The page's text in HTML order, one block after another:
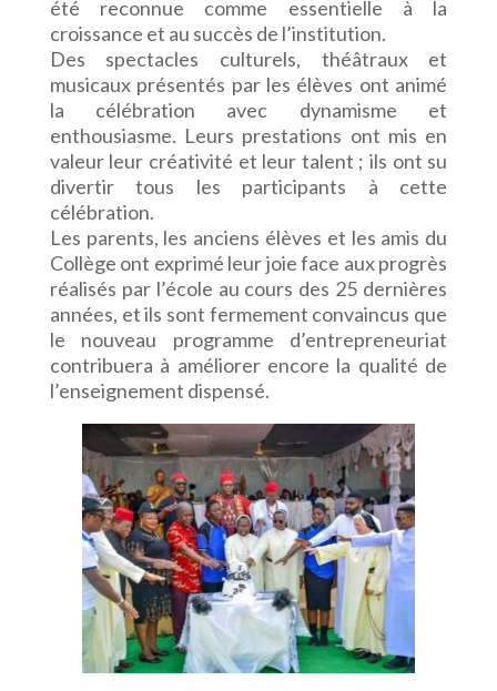
été reconnue comme essentielle à la
croissance et au succès de l’institution.
Des spectacles culturels, théâtraux et
musicaux présentés par les élèves ont animé
la célébration avec dynamisme et
enthousiasme. Leurs prestations ont mis en
valeur leur créativité et leur talent ; ils ont su
divertir tous les participants à cette
célébration.
Les parents, les anciens élèves et les amis du
Collège ont exprimé leur joie face aux progrès
réalisés par l’école au cours des 25 dernières
années, et ils sont fermement convaincus que
le nouveau programme d’entrepreneuriat
contribuera à améliorer encore la qualité de
l’enseignement dispensé.